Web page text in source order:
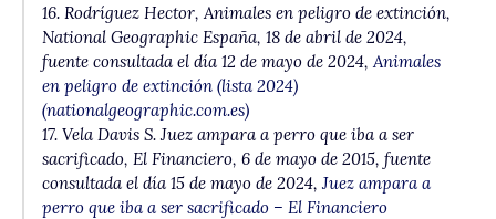
16. Rodríguez Hector, Animales en peligro de extinción,
National Geographic España, 18 de abril de 2024,
fuente consultada el día 12 de mayo de 2024, Animales
en peligro de extinción (lista 2024)
(nationalgeographic.com.es)
17. Vela Davis S. Juez ampara a perro que iba a ser
sacrificado, El Financiero, 6 de mayo de 2015, fuente
consultada el día 15 de mayo de 2024, Juez ampara a
perro que iba a ser sacrificado – El Financiero